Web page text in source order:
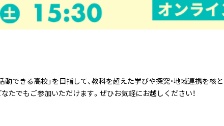
できる高校」を目指して、教科を超えた学びや探究・地域連携を
たでもご参加いただけます。ぜひお気軽にお越しください！